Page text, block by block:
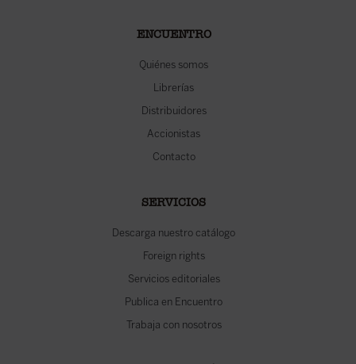
ENCUENTRO
Quiénes somos
Librerías
Distribuidores
Accionistas
Contacto
SERVICIOS
Descarga nuestro catálogo
Foreign rights
Servicios editoriales
Publica en Encuentro
Trabaja con nosotros